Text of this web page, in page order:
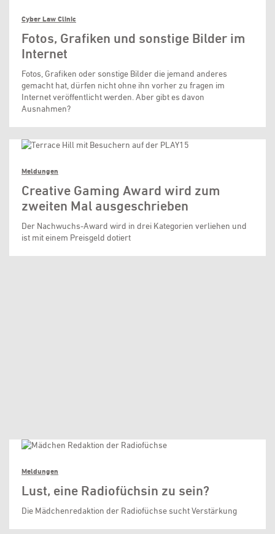
Cyber Law Clinic
Fotos, Grafiken und sonstige Bilder im
Internet
Fotos, Grafiken oder sonstige Bilder die jemand anderes
gemacht hat, dürfen nicht ohne ihn vorher zu fragen im
Internet veröffentlicht werden. Aber gibt es davon
Ausnahmen?
Meldungen
Creative Gaming Award wird zum
zweiten Mal ausgeschrieben
Der Nachwuchs-Award wird in drei Kategorien verliehen und
ist mit einem Preisgeld dotiert
Meldungen
Lust, eine Radiofüchsin zu sein?
Die Mädchenredaktion der Radiofüchse sucht Verstärkung